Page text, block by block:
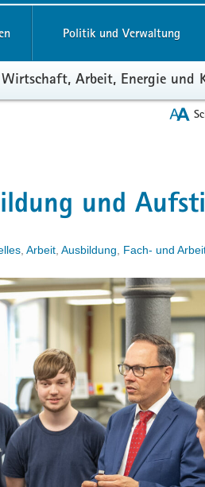
Politik und Verwaltung
Arbeit, Energie und
und
Arbeit Ausbildung Fach- und